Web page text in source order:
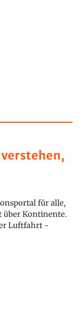
verstehen,
für alle,
über Kontinente.
Luftfahrt -